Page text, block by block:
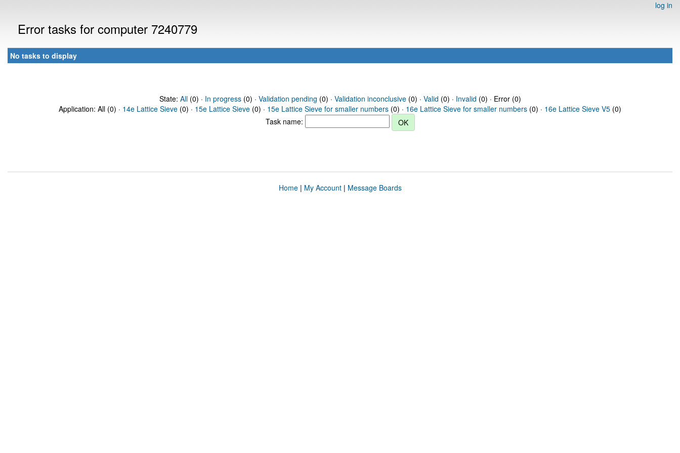
log in
Error tasks for computer 7240779
No tasks to display
State: All(0) · In progress(0) · Validation pending (0) · Validation inconclusive(0) · Valid (0) · Invalid (0) · Error (0)
Application: All (0) · 14e Lattice Sieve (0) · 15e Lattice Sieve (0) · 15e Lattice Sieve for smaller numbers (0) · 16e Lattice Sieve for smaller numbers (0) · 16e Lattice Sieve V5 (0)
Task name:
Home| My Account| Message Boards